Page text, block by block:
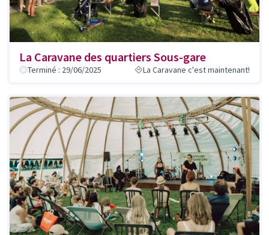
La Caravane des quartiers Sous-gare
Terminé : 29/06/2025 La Caravane c'est maintenant!